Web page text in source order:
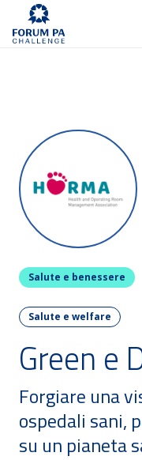
Salute e benessere
Salute e welfare
Green e
Forgiare una
ospedali sani,
su un pianeta